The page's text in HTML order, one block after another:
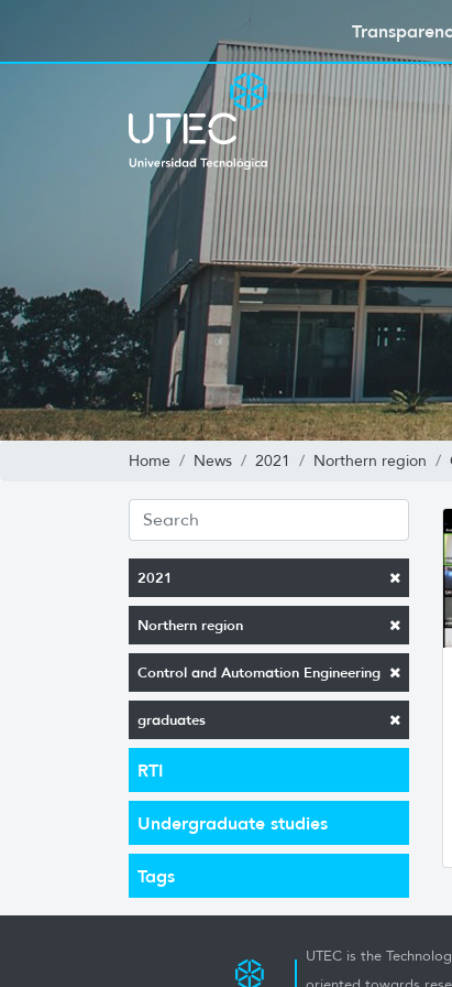
Home News 2021 Northern region
2021
Northern region
Control and Automation Engineering
graduates
RTI
Undergraduate studies
Tags
UTEC is the